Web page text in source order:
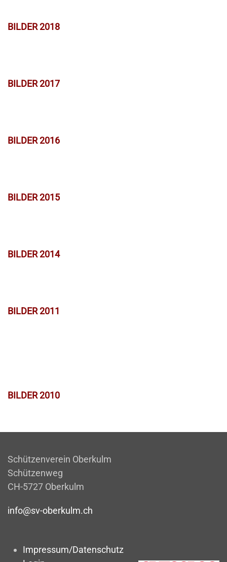
BILDER 2018
BILDER 2017
BILDER 2016
BILDER 2015
BILDER 2014
BILDER 2011
BILDER 2010
Schützenverein Oberkulm
Schützenweg
CH-5727 Oberkulm
info@sv-oberkulm.ch
Impressum/Datenschutz